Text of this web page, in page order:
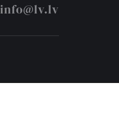
info@lv.lv